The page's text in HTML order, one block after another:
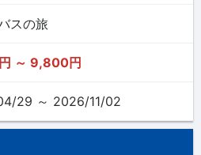
スの旅
～ 9,800円
29 ～ 2026/11/02